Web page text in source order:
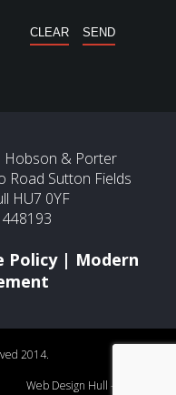
Hobson & Porter
Road Sutton Fields
HU7 0YF
Policy| Modern
2014.
Web Design Hull - Mercury